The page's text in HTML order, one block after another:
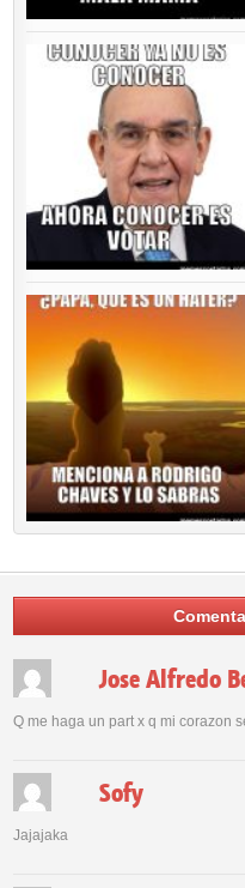
Jose Alfredo
Q me haga un part x q mi corazon
Sofy
Jajajaka